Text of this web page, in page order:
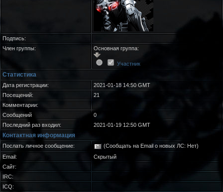
Подпись:
Член группы:
Основная группа:
Участник
Статистика
Дата регистрации:
2021-01-18 14:50 GMT
Посещений:
21
Комментарии:
Сообщений
0
Последний раз входил:
2021-01-19 12:50 GMT
Контактная информация
Послать личное сообщение:
(Сообщать на Email о новых ЛС: Нет)
Email:
Скрытый
Сайт:
IRC:
ICQ: